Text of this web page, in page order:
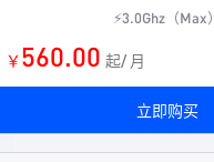
⚡3.0Ghz（Max）
￥ 560.00 起/ 月
立即购买